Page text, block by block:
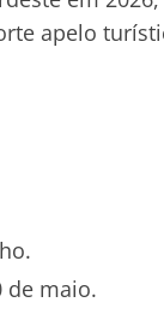
apelo
de maio.